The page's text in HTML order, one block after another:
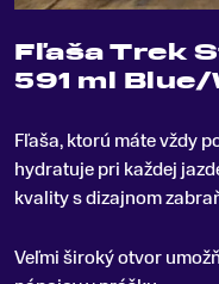
Fľaša Trek
591 ml
Fľaša, ktorú máte vždy
hydratuje pri každej
kvality s dizajnom
Veľmi široký otvor